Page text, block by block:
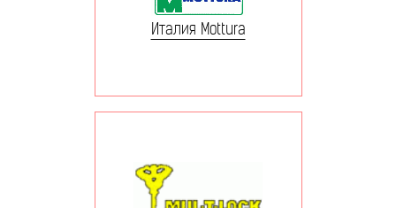
Италия Mottura